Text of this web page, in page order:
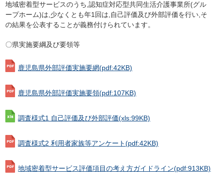
地域密着型サービスのうち,認知症対応型共同生活介護事業所(グル
ープホーム)は,少なくとも年1回は,自己評価及び外部評価を行い,そ
の結果を公表することが義務付けられています。
〇県実施要綱及び要領等
鹿児島県外部評価実施要網(pdf:42KB)
鹿児島県外部評価実施要領(pdf:107KB)
調査様式1 自己評価及び外部評価(xls:99KB)
調査様式2 利用者家族等アンケート(pdf:42KB)
地域密着型サービス評価項目の考え方ガイドライン(pdf:913KB)